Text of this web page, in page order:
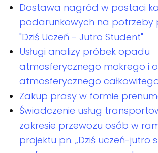
Dostawa nagród w postaci
podarunkowych na potrzeby
"Dziś Uczeń - Jutro Student"
Usługi analizy próbek opadu
atmosferycznego mokrego i
atmosferycznego
Zakup prasy w formie
Świadczenie usług
zakresie przewozu osób w
projektu pn. „Dziś uczeń-jutro